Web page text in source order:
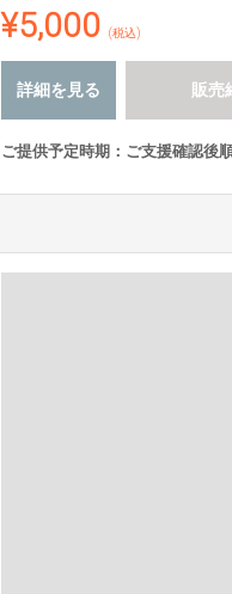
¥5,000 (税込)
詳細を見る 販売
ご提供予定時期：ご支援確認後